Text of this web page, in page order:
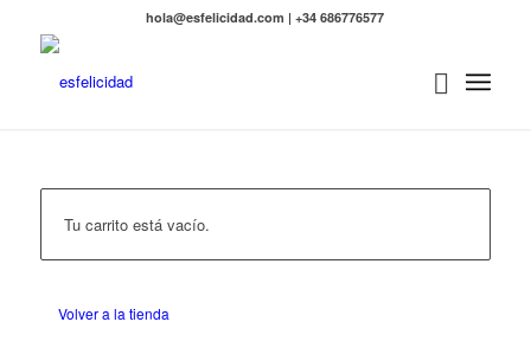
hola@esfelicidad.com | +34 686776577
Tu carrito está vacío.
Volver a la tienda